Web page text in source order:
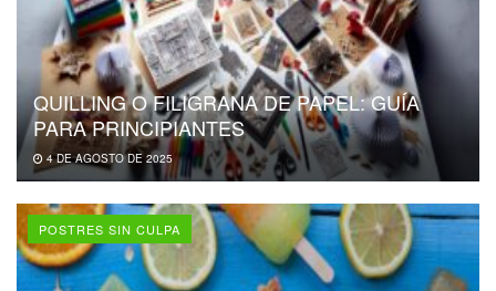
QUILLING O FILIGRANA DE PAPEL: GUÍA
PARA PRINCIPIANTES
4 DE AGOSTO DE 2025
POSTRES SIN CULPA